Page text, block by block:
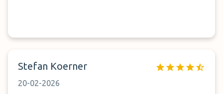
Stefan Koerner
20-02-2026